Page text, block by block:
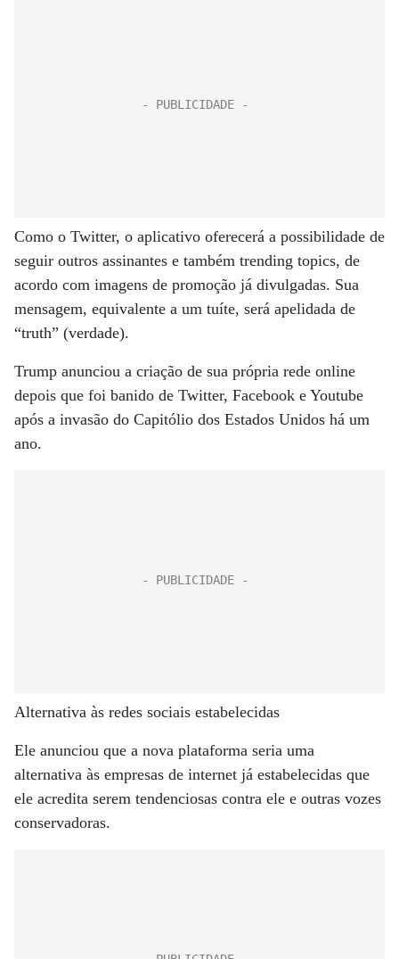
Como o Twitter, o aplicativo oferecerá a possibilidade de
seguir outros assinantes e também trending topics, de
acordo com imagens de promoção já divulgadas. Sua
mensagem, equivalente a um tuíte, será apelidada de
“truth” (verdade).
Trump anunciou a criação de sua própria rede online
depois que foi banido de Twitter, Facebook e Youtube
após a invasão do Capitólio dos Estados Unidos há um
ano.
Alternativa às redes sociais estabelecidas
Ele anunciou que a nova plataforma seria uma
alternativa às empresas de internet já estabelecidas que
ele acredita serem tendenciosas contra ele e outras vozes
conservadoras.